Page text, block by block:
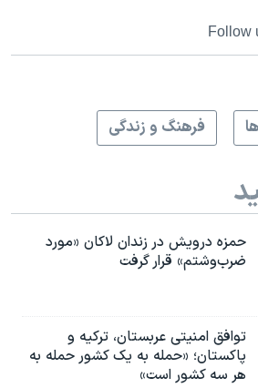
Follow
فرهنگ و زندگی
حمزه درویش در زندان لاکان «مورد
ضرب‌وشتم» قرار گرفت
توافق امنیتی عربستان، ترکیه و
پاکستان؛ «حمله به یک کشور حمله به
هر سه کشور است»